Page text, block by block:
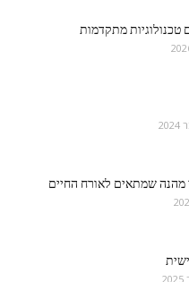
מתקדמות
מהנה שמתאים לאורח החיים